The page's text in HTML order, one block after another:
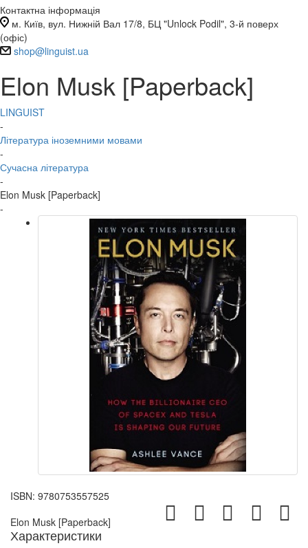
Контактна інформація
м. Київ, вул. Нижній Вал 17/8, БЦ "Unlock Podil", 3-й поверх
(офіс)
shop@linguist.ua
Elon Musk [Paperback]
LINGUIST
-
Література іноземними мовами
-
Сучасна література
-
Elon Musk [Paperback]
-
ISBN: 9780753557525
Elon Musk [Paperback]
Характеристики